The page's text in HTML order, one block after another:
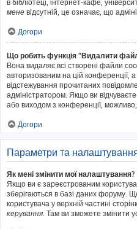
в бібліотеці, інтернет-кафе,
мене відсутній, це означає, що
Догори
Що робить функція "Видалити
Вона видаляє всі створені файли
авторизованим на цій конференції, а
відстежування прочитаних
адміністратором. Якщо ви
або виходом з конференції,
Догори
Параметри та
Як мені змінити мої налаштування?
Якщо ви є зареєстрованим
зберігаються в базі даних форуму.
користувача у верхній частині
керування. Там ви зможете змінити